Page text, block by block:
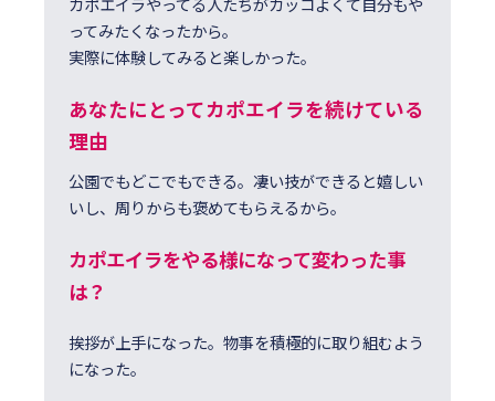
ってみたくなったから。
実際に体験してみると楽しかった。
あなたにとってカポエイラを続けている
理由
公園でもどこでもできる。凄い技ができると嬉しい
いし、周りからも褒めてもらえるから。
カポエイラをやる様になって変わった事
は？
挨拶が上手になった。物事を積極的に取り組むよう
になった。